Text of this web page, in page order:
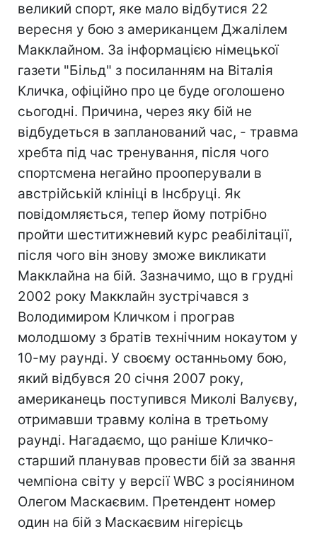
великий спорт, яке мало відбутися 22
вересня у бою з американцем Джалілем
Макклайном. За інформацією німецької
газети "Більд" з посиланням на Віталія
Кличка, офіційно про це буде оголошено
сьогодні. Причина, через яку бій не
відбудеться в запланований час, - травма
хребта під час тренування, після чого
спортсмена негайно прооперували в
австрійській клініці в Інсбруці. Як
повідомляється, тепер йому потрібно
пройти шеститижневий курс реабілітації,
після чого він знову зможе викликати
Макклайна на бій. Зазначимо, що в грудні
2002 року Макклайн зустрічався з
Володимиром Кличком і програв
молодшому з братів технічним нокаутом у
10-му раунді. У своєму останньому бою,
який відбувся 20 січня 2007 року,
американець поступився Миколі Валуєву,
отримавши травму коліна в третьому
раунді. Нагадаємо, що раніше Кличко-
старший планував провести бій за звання
чемпіона світу у версії WBC з росіянином
Олегом Маскаєвим. Претендент номер
один на бій з Маскаєвим нігерієць